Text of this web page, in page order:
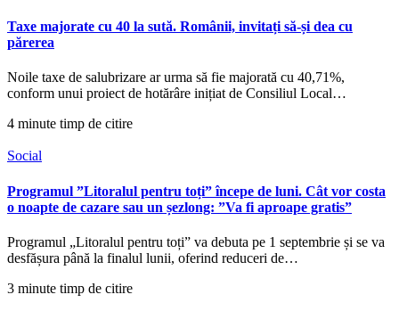
Taxe majorate cu 40 la sută. Românii, invitați să-și dea cu
părerea
Noile taxe de salubrizare ar urma să fie majorată cu 40,71%,
conform unui proiect de hotărâre inițiat de Consiliul Local…
4 minute timp de citire
Social
Programul ”Litoralul pentru toți” începe de luni. Cât vor costa
o noapte de cazare sau un șezlong: ”Va fi aproape gratis”
Programul „Litoralul pentru toți” va debuta pe 1 septembrie și se va
desfășura până la finalul lunii, oferind reduceri de…
3 minute timp de citire